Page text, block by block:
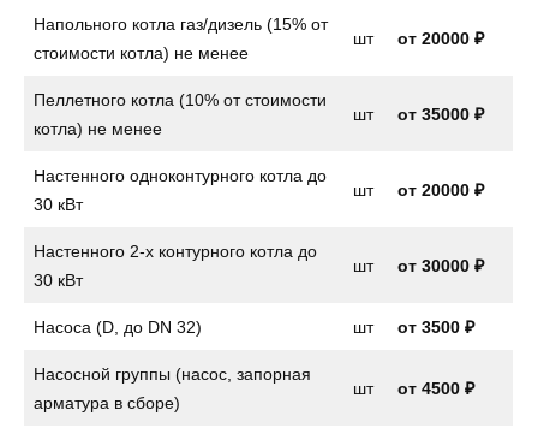
Напольного котла газ/дизель (15% от
стоимости котла) не менее
шт от 20000 ₽
Пеллетного котла (10% от стоимости
котла) не менее
шт от 35000 ₽
Настенного одноконтурного котла до
30 кВт
шт от 20000 ₽
Настенного 2-х контурного котла до
30 кВт
шт от 30000 ₽
Насоса (D, до DN 32) шт от 3500 ₽
Насосной группы (насос, запорная
арматура в сборе)
шт от 4500 ₽